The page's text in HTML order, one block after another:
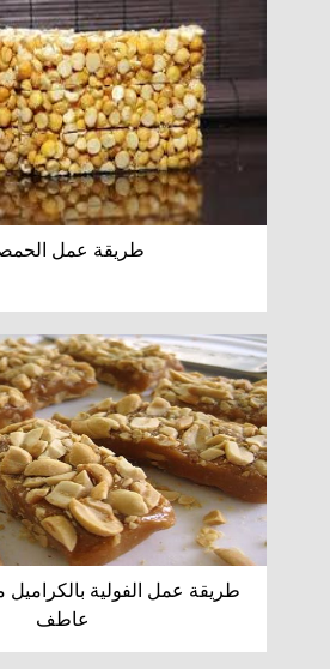
طريقة عمل
طريقة عمل الفولية
عاطف